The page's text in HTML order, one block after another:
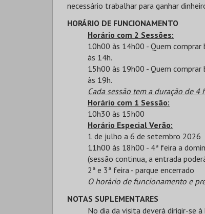
necessário trabalhar para ganhar
HORÁRIO DE FUNCIONAMENTO
Horário com 2 Sessões:
10h00 às 14h00 - Quem
às 14h.
15h00 às 19h00 - Quem
às 19h.
Cada sessão tem a duração de
Horário com 1 Sessão:
10h30 às 15h00
Horário Especial Verão:
1 de julho a 6 de setembro 2026
11h00 às 18h00 - 4ª feira a
(sessão continua, a entrada
2ª e 3ª feira - parque encerrado
O horário de funcionamento e
NOTAS SUPLEMENTARES
No dia da visita deverá dirigir-se